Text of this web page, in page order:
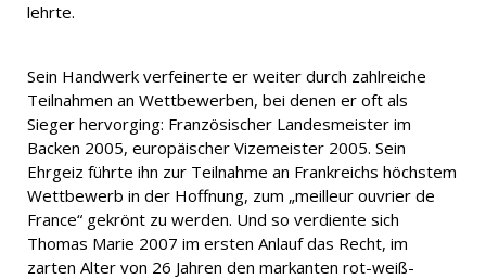
lehrte.
Sein Handwerk verfeinerte er weiter durch zahlreiche
Teilnahmen an Wettbewerben, bei denen er oft als
Sieger hervorging: Französischer Landesmeister im
Backen 2005, europäischer Vizemeister 2005. Sein
Ehrgeiz führte ihn zur Teilnahme an Frankreichs höchstem
Wettbewerb in der Hoffnung, zum „meilleur ouvrier de
France“ gekrönt zu werden. Und so verdiente sich
Thomas Marie 2007 im ersten Anlauf das Recht, im
zarten Alter von 26 Jahren den markanten rot-weiß-